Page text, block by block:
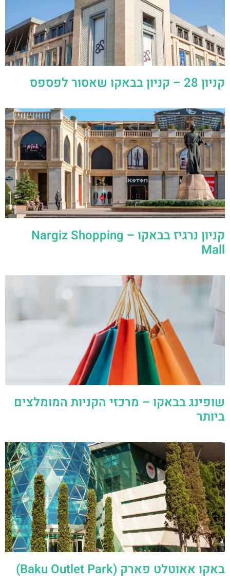
קניון 28 – קניון בבאקו שאסור לפספס
קניון נרגיז בבאקו – ‪Nargiz Shopping
Mall‬
שופינג בבאקו – מרכזי הקניות המומלצים
ביותר
באקו אאוטלט פארק (Baku Outlet Park)